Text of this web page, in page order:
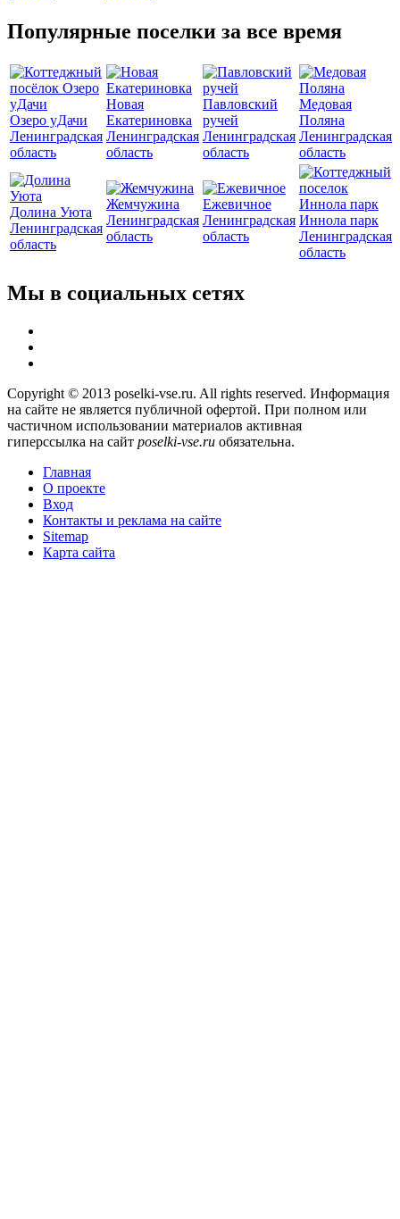
Популярные поселки за все время
Озеро уДачи
Ленинградская
область
Новая
Екатериновка
Ленинградская
область
Павловский
ручей
Ленинградская
область
Медовая
Поляна
Ленинградская
область
Долина Уюта
Ленинградская
область
Жемчужина
Ленинградская
область
Ежевичное
Ленинградская
область
Иннола парк
Ленинградская
область
Мы в социальных сетях
Copyright © 2013 poselki-vse.ru. All rights reserved. Информация
на сайте не является публичной офертой. При полном или
частичном использовании материалов активная
гиперссылка на сайт poselki-vse.ru​ обязательна.
Главная
О проекте
Вход
Контакты и реклама на сайте
Sitemap
Карта сайта